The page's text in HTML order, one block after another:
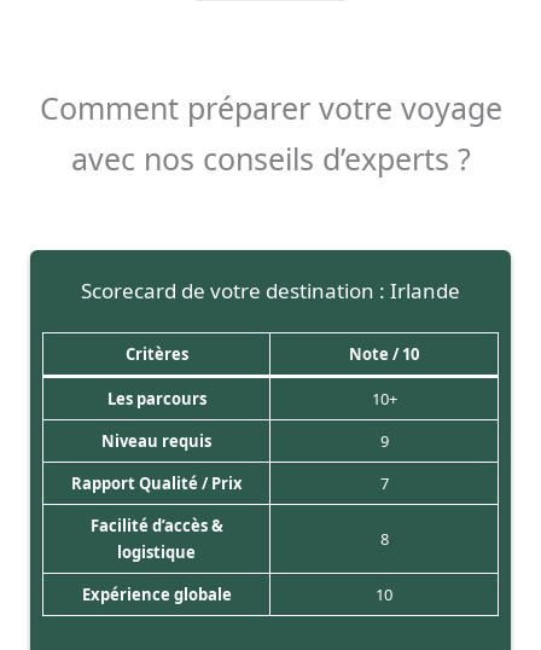
Comment préparer votre voyage
avec nos conseils d’experts ?
Scorecard de votre destination : Irlande
Critères Note / 10
Les parcours
10+
Niveau requis
9
Rapport Qualité / Prix
7
Facilité d’accès &
logistique
8
Expérience globale 10